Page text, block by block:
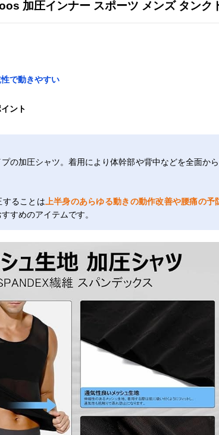
加圧インナー スポーツ メンズ タンク
で動きやすい
ント
プの加圧シャツ。着用により体幹部や背中などを全面か
することは 上半身のあらゆる動きの動作改善や腰痛の予
すめのアイテムです。